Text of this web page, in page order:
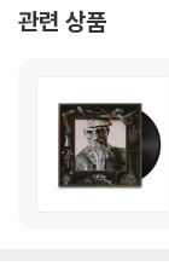
관련 상품